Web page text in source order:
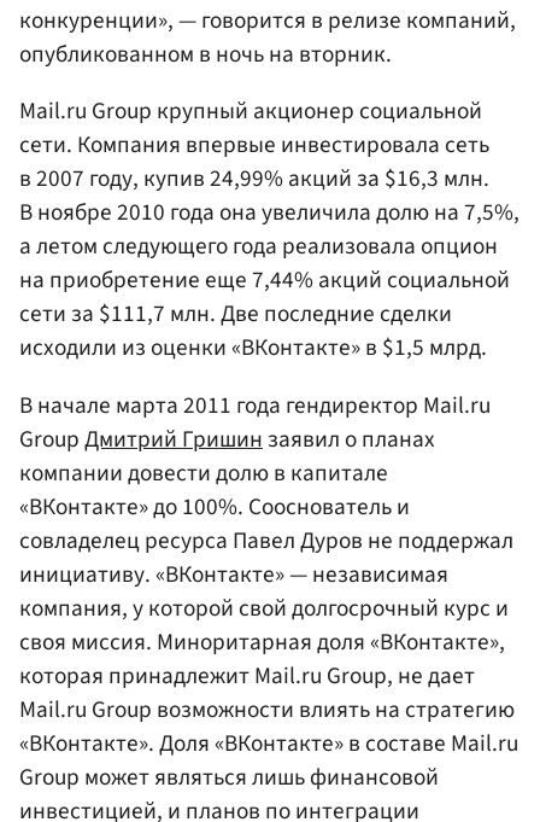
конкуренции», — говорится в релизе компаний,
опубликованном в ночь на вторник.
Mail.ru Group крупный акционер социальной
сети. Компания впервые инвестировала сеть
в 2007 году, купив 24,99% акций за $16,3 млн.
В ноябре 2010 года она увеличила долю на 7,5%,
а летом следующего года реализовала опцион
на приобретение еще 7,44% акций социальной
сети за $111,7 млн. Две последние сделки
исходили из оценки «ВКонтакте» в $1,5 млрд.
В начале марта 2011 года гендиректор Mail.ru
GroupДмитрий Гришинзаявил о планах
компании довести долю в капитале
«ВКонтакте» до 100%. Сооснователь и
совладелец ресурса Павел Дуров не поддержал
инициативу. «ВКонтакте» — независимая
компания, у которой свой долгосрочный курс и
своя миссия. Миноритарная доля «ВКонтакте»,
которая принадлежит Mail.ru Group, не дает
Mail.ru Group возможности влиять на стратегию
«ВКонтакте». Доля «ВКонтакте» в составе Mail.ru
Group может являться лишь финансовой
инвестицией, и планов по интеграции